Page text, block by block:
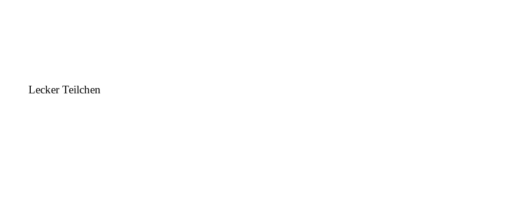
Lecker Teilchen